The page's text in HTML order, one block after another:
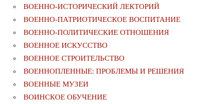
ВОЕННО-ИСТОРИЧЕСКИЙ ЛЕКТОРИЙ
ВОЕННО-ПАТРИОТИЧЕСКОЕ ВОСПИТАНИЕ
ВОЕННО-ПОЛИТИЧЕСКИE ОТНОШЕНИЯ
ВОЕННОЕ ИСКУССТВО
ВОЕННОЕ СТРОИТЕЛЬСТВО
ВОЕННОПЛЕННЫЕ: ПРОБЛЕМЫ И РЕШЕНИЯ
ВОЕННЫЕ МУЗЕИ
ВОИНСКОЕ ОБУЧЕНИЕ